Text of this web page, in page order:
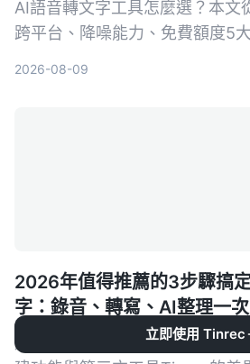
AI語音轉文字工具怎麼選？本文
跨平台、降噪能力、免費額度5
2026-08-09
2026年值得推薦的3步驟搞
字：錄音、轉寫、AI整理一
還在煩惱iPhone錄音怎麼轉文字
立即使用 Tinrec